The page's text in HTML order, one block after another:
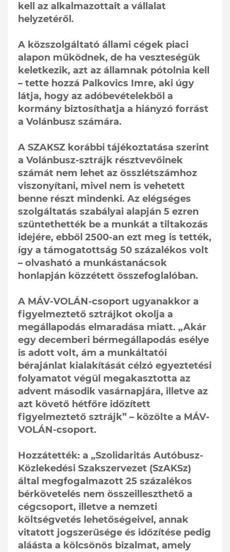
kell az alkalmazottait a vállalat
helyzetéről.
A közszolgáltató állami cégek piaci
alapon működnek, de ha veszteségük
keletkezik, azt az államnak pótolnia kell
– tette hozzá Palkovics Imre, aki úgy
látja, hogy az adóbevételekből a
kormány biztosíthatja a hiányzó forrást
a Volánbusz számára.
A SZAKSZ korábbi tájékoztatása szerint
a Volánbusz-sztrájk résztvevőinek
számát nem lehet az összlétszámhoz
viszonyítani, mivel nem is vehetett
benne részt mindenki. Az elégséges
szolgáltatás szabályai alapján 5 ezren
szüntethették be a munkát a tiltakozás
idejére, ebből 2500-an ezt meg is tették,
így a támogatottság 50 százalékos volt
– olvasható a munkástanácsok
honlapján közzétett összefoglalóban.
A MÁV-VOLÁN-csoport ugyanakkor a
figyelmeztető sztrájkot okolja a
megállapodás elmaradása miatt. „Akár
egy decemberi bérmegállapodás esélye
is adott volt, ám a munkáltatói
bérajánlat kialakítását célzó egyeztetési
folyamatot végül megakasztotta az
advent második vasárnapjára, illetve az
azt követő hétfőre időzített
figyelmeztető sztrájk” – közölte a MÁV-
VOLÁN-csoport.
Hozzátették: a „Szolidaritás Autóbusz-
Közlekedési Szakszervezet (SzAKSz)
által megfogalmazott 25 százalékos
bérkövetelés nem összeilleszthető a
cégcsoport, illetve a nemzeti
költségvetés lehetőségeivel, annak
vitatott jogszerűsége és időzítése pedig
aláásta a kölcsönös bizalmat, amely